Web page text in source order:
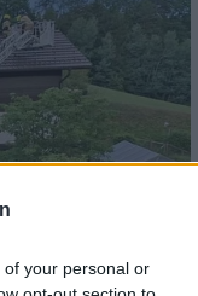
your personal or